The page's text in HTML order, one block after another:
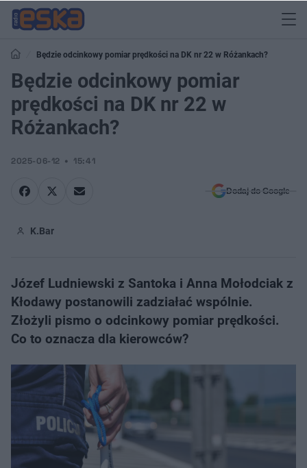
Będzie odcinkowy pomiar prędkości na DK nr 22 w Różankach?
Będzie odcinkowy pomiar
prędkości na DK nr 22 w
Różankach?
2025-06-12 15:41
Dodaj do Google
K.Bar
Józef Ludniewski z Santoka i Anna Mołodciak z
Kłodawy postanowili zadziałać wspólnie.
Złożyli pismo o odcinkowy pomiar prędkości.
Co to oznacza dla kierowców?